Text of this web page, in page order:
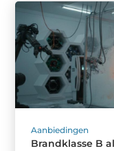
Aanbiedingen
Brandklasse B